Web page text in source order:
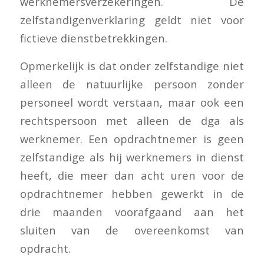
zelfstandigenverklaring geldt niet voor
fictieve dienstbetrekkingen.
Opmerkelijk is dat onder zelfstandige niet
alleen de natuurlijke persoon zonder
personeel wordt verstaan, maar ook een
rechtspersoon met alleen de dga als
werknemer. Een opdrachtnemer is geen
zelfstandige als hij werknemers in dienst
heeft, die meer dan acht uren voor de
opdrachtnemer hebben gewerkt in de
drie maanden voorafgaand aan het
sluiten van de overeenkomst van
opdracht.